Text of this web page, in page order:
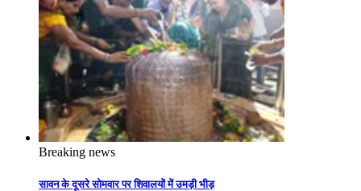
Breaking news
सावन के दूसरे सोमवार पर शिवालयों में उमड़ी भीड़